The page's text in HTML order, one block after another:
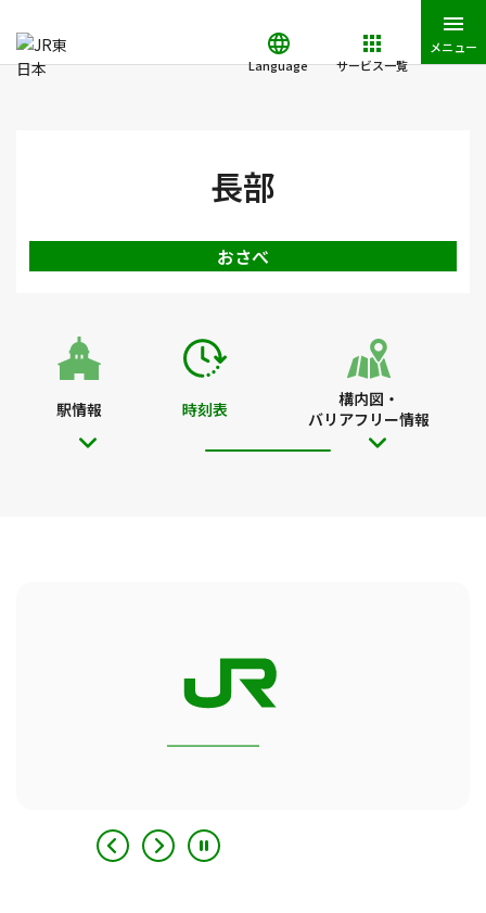
Language サービス一覧
メニュー
長部
おさべ
駅情報 時刻表
構内図・
バリアフリー情報